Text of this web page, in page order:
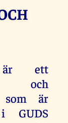
är ett
och
som är
GUDS